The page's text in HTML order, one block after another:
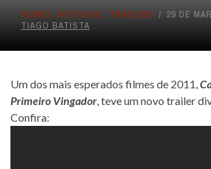
FILMES, NOTICIAS , TRAILERS 29 DE
TIAGO BATISTA
Um dos mais esperados filmes de 2011,
Primeiro Vingador, teve um novo trailer
Confira: